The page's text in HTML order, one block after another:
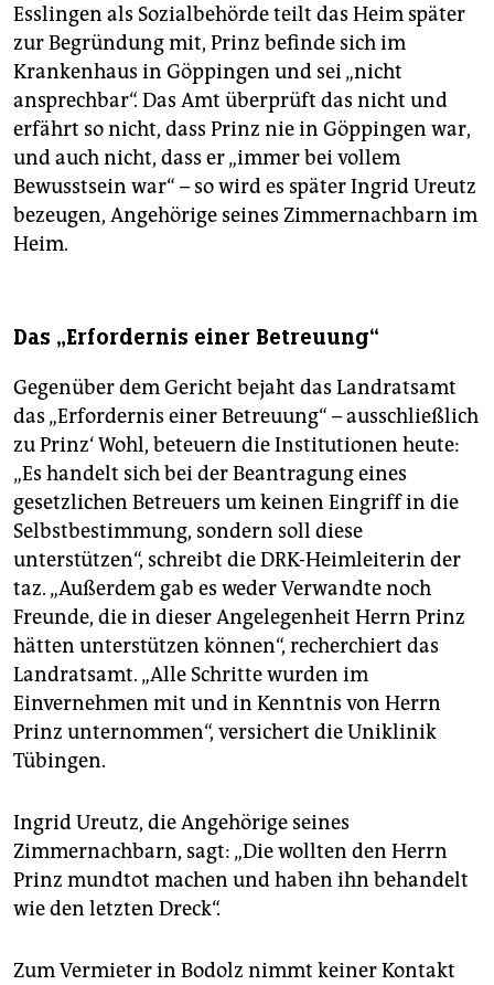
Esslingen als Sozialbehörde teilt das Heim später
zur Begründung mit, Prinz befinde sich im
Krankenhaus in Göppingen und sei „nicht
ansprechbar“. Das Amt überprüft das nicht und
erfährt so nicht, dass Prinz nie in Göppingen war,
und auch nicht, dass er „immer bei vollem
Bewusstsein war“ – so wird es später Ingrid Ureutz
bezeugen, Angehörige seines Zimmernachbarn im
Heim.
Das „Erfordernis einer Betreuung“
Gegenüber dem Gericht bejaht das Landratsamt
das „Erfordernis einer Betreuung“ – ausschließlich
zu Prinz‘ Wohl, beteuern die Institutionen heute:
„Es handelt sich bei der Beantragung eines
gesetzlichen Betreuers um keinen Eingriff in die
Selbstbestimmung, sondern soll diese
unterstützen“, schreibt die DRK-Heimleiterin der
taz. „Außerdem gab es weder Verwandte noch
Freunde, die in dieser Angelegenheit Herrn Prinz
hätten unterstützen können“, recherchiert das
Landratsamt. „Alle Schritte wurden im
Einvernehmen mit und in Kenntnis von Herrn
Prinz unternommen“, versichert die Uniklinik
Tübingen.
Ingrid Ureutz, die Angehörige seines
Zimmernachbarn, sagt: „Die wollten den Herrn
Prinz mundtot machen und haben ihn behandelt
wie den letzten Dreck“.
Zum Vermieter in Bodolz nimmt keiner Kontakt